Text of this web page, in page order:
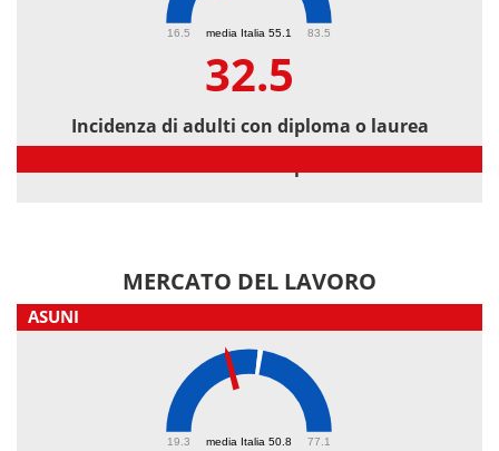
media Italia 55.1
16.5 83.5
32.5
Incidenza di adulti con diploma o laurea
MERCATO DEL LAVORO
ASUNI
media Italia 50.8
19.3 77.1